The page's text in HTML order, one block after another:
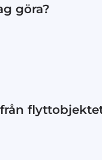
göra?
telefon så försöker
och